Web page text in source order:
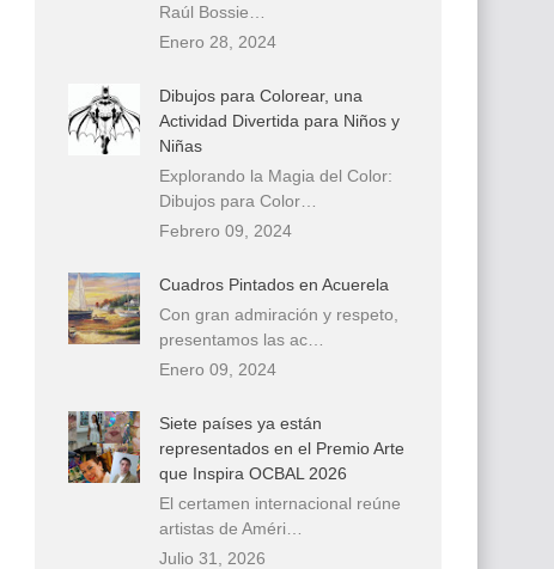
Raúl Bossie…
Enero 28, 2024
Dibujos para Colorear, una
Actividad Divertida para Niños y
Niñas
Explorando la Magia del Color:
Dibujos para Color…
Febrero 09, 2024
Cuadros Pintados en Acuerela
Con gran admiración y respeto,
presentamos las ac…
Enero 09, 2024
Siete países ya están
representados en el Premio Arte
que Inspira OCBAL 2026
El certamen internacional reúne
artistas de Améri…
Julio 31, 2026